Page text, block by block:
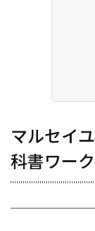
マルセイ
科書ワーク